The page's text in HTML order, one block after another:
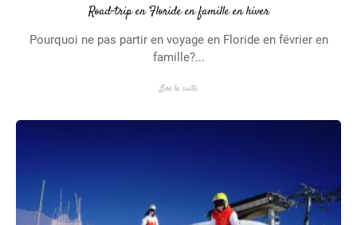
Road-trip en Floride en famille en hiver
Pourquoi ne pas partir en voyage en Floride en février en
famille?...
Lire la suite